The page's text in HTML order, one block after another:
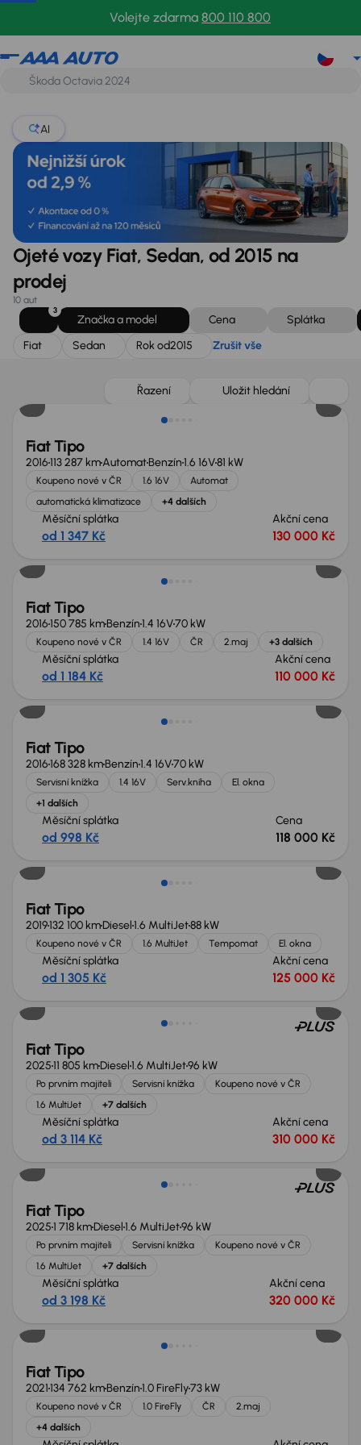
Volejte zdarma 800 110 800
Fiat
AI
Ojeté vozy Fiat, Sedan, od 2015 na
prodej
10 aut
3
Značka a model Cena
Splátka
Fiat
Sedan Rok od2015 Zrušit vše
Řazení Uložit hledání
Fiat Tipo
2016113 287 kmAutomatBenzín1.6 16V81 kW
Koupeno nové v ČR 1.6 16V
Automat
automatická klimatizace
+4 dalších
Měsíční splátka
od 1 347 Kč
Akční cena
130 000 Kč
Fiat Tipo
2016150 785 kmBenzín1.4 16V70 kW
Koupeno nové v ČR 1.4 16V ČR 2.maj +3 dalších
Měsíční splátka
od 1 184 Kč
Akční cena
110 000 Kč
Fiat Tipo
2016168 328 kmBenzín1.4 16V70 kW
Servisní knížka 1.4 16V Serv.kniha
El. okna
+1 dalších
Měsíční splátka
od 998 Kč
Cena
118 000 Kč
Fiat Tipo
2019132 100 kmDiesel1.6 MultiJet88 kW
Koupeno nové v ČR 1.6 MultiJet Tempomat El. okna
Měsíční splátka
od 1 305 Kč
Akční cena
125 000 Kč
Ušetříte 90 000 Kč
Fiat Tipo
202511 805 kmDiesel1.6 MultiJet96 kW
Po prvním majiteli Servisní knížka
Koupeno nové v ČR
1.6 MultiJet
+7 dalších
Měsíční splátka
od 3 114 Kč
Akční cena
310 000 Kč
Ušetříte 69 999 Kč
Fiat Tipo
20251 718 kmDiesel1.6 MultiJet96 kW
Po prvním majiteli Servisní knížka
Koupeno nové v ČR
1.6 MultiJet
+7 dalších
Měsíční splátka
od 3 198 Kč
Akční cena
320 000 Kč
Fiat Tipo
2021134 762 kmBenzín1.0 FireFly73 kW
Koupeno nové v ČR 1.0 FireFly ČR
2.maj
+4 dalších